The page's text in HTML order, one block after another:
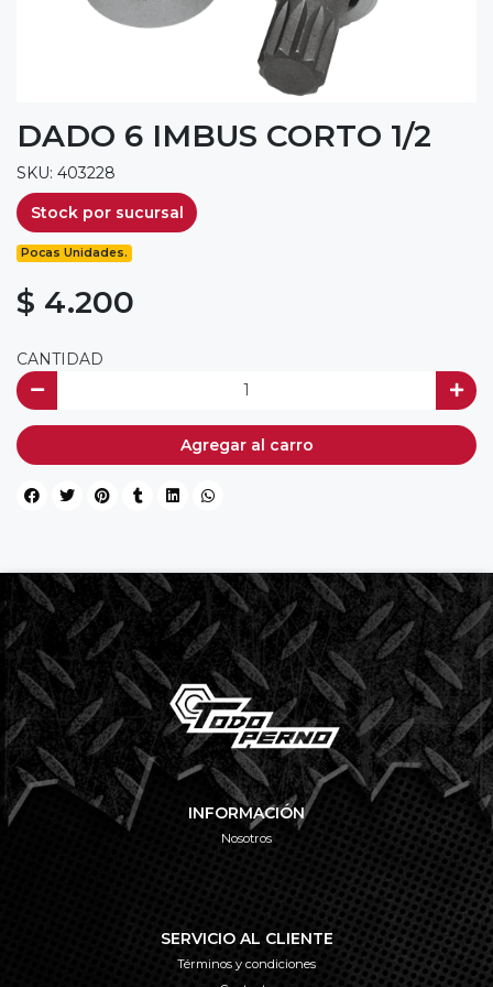
DADO 6 IMBUS CORTO 1/2
SKU: 403228
Stock por sucursal
Pocas Unidades.
$ 4.200
CANTIDAD
Agregar al carro
INFORMACIÓN
Nosotros
SERVICIO AL CLIENTE
Términos y condiciones